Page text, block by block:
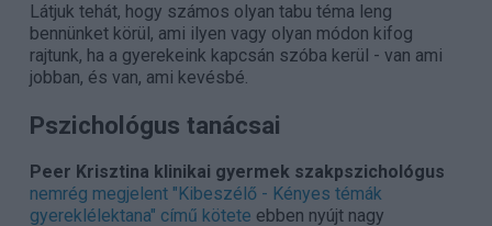
Látjuk tehát, hogy számos olyan tabu téma leng
bennünket körül, ami ilyen vagy olyan módon kifog
rajtunk, ha a gyerekeink kapcsán szóba kerül - van ami
jobban, és van, ami kevésbé.
Pszichológus tanácsai
Peer Krisztina klinikai gyermek szakpszichológus
nemrég megjelent "Kibeszélő - Kényes témák
gyereklélektana" című kötete ebben nyújt nagy